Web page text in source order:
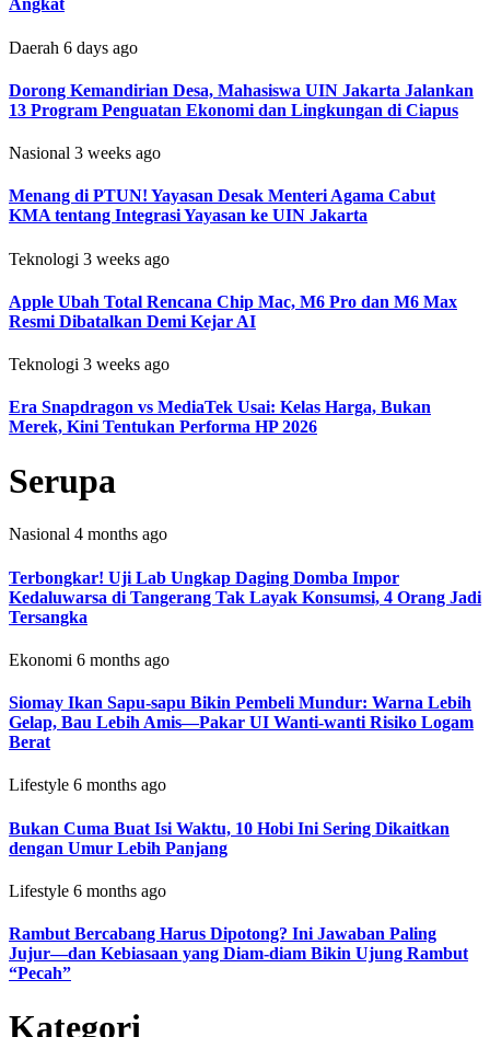
Angkat
Daerah 6 days ago
Dorong Kemandirian Desa, Mahasiswa UIN Jakarta Jalankan
13 Program Penguatan Ekonomi dan Lingkungan di Ciapus
Nasional 3 weeks ago
Menang di PTUN! Yayasan Desak Menteri Agama Cabut
KMA tentang Integrasi Yayasan ke UIN Jakarta
Teknologi 3 weeks ago
Apple Ubah Total Rencana Chip Mac, M6 Pro dan M6 Max
Resmi Dibatalkan Demi Kejar AI
Teknologi 3 weeks ago
Era Snapdragon vs MediaTek Usai: Kelas Harga, Bukan
Merek, Kini Tentukan Performa HP 2026
Serupa
Nasional 4 months ago
Terbongkar! Uji Lab Ungkap Daging Domba Impor
Kedaluwarsa di Tangerang Tak Layak Konsumsi, 4 Orang Jadi
Tersangka
Ekonomi 6 months ago
Siomay Ikan Sapu-sapu Bikin Pembeli Mundur: Warna Lebih
Gelap, Bau Lebih Amis—Pakar UI Wanti-wanti Risiko Logam
Berat
Lifestyle 6 months ago
Bukan Cuma Buat Isi Waktu, 10 Hobi Ini Sering Dikaitkan
dengan Umur Lebih Panjang
Lifestyle 6 months ago
Rambut Bercabang Harus Dipotong? Ini Jawaban Paling
Jujur—dan Kebiasaan yang Diam-diam Bikin Ujung Rambut
“Pecah”
Kategori